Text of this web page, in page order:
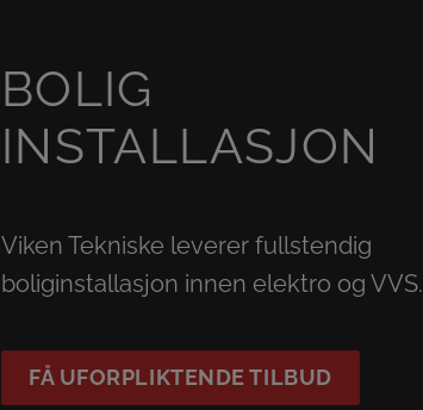
BOLIG
INSTALLASJON
Viken Tekniske leverer fullstendig
boliginstallasjon innen elektro og VVS.
FÅ UFORPLIKTENDE TILBUD